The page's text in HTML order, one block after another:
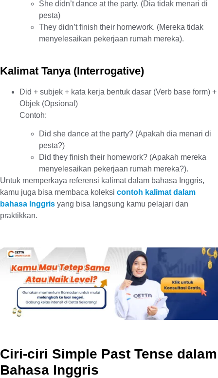
She didn’t dance at the party. (Dia tidak menari di
pesta)
They didn’t finish their homework. (Mereka tidak
menyelesaikan pekerjaan rumah mereka).
Kalimat Tanya (Interrogative)
Did + subjek + kata kerja bentuk dasar (Verb base form) +
Objek (Opsional)
Contoh:
Did she dance at the party? (Apakah dia menari di
pesta?)
Did they finish their homework? (Apakah mereka
menyelesaikan pekerjaan rumah mereka?).
Untuk memperkaya referensi kalimat dalam bahasa Inggris,
kamu juga bisa membaca koleksi contoh kalimat dalam
bahasa Inggris yang bisa langsung kamu pelajari dan
praktikkan.
Ciri-ciri Simple Past Tense dalam
Bahasa Inggris